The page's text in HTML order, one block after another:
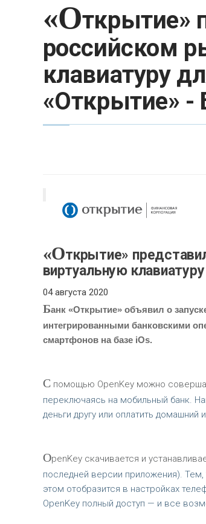
«Открытие»
российском
клавиатуру
«Открытие» -
«Открытие»
виртуальную
04 августа 2020
Банк «Открытие» объявил о
интегрированными банковскими
смартфонов на базе iOs.
Спомощью OpenKey можно
переключаясь на мобильный банк.
деньги другу или оплатить
OpenKey скачивается и
последней версии приложения). Тем,
этом отобразится в настройках
OpenKey полный доступ — и все